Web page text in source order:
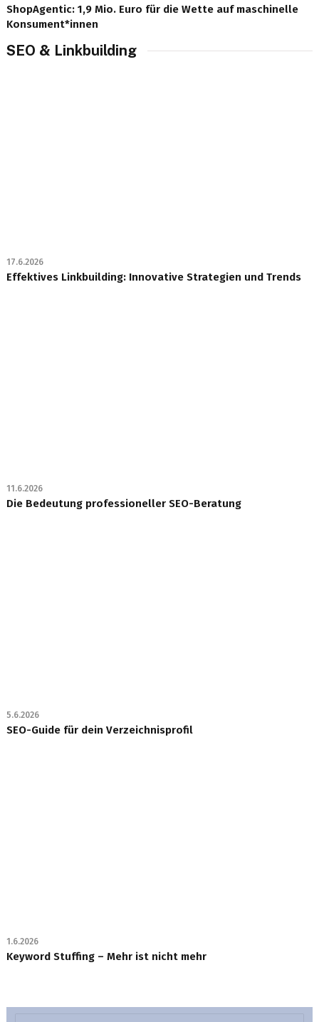
ShopAgentic: 1,9 Mio. Euro für die Wette auf maschinelle
Konsument*innen
SEO & Linkbuilding
17.6.2026
Effektives Linkbuilding: Innovative Strategien und Trends
11.6.2026
Die Bedeutung professioneller SEO-Beratung
5.6.2026
SEO-Guide für dein Verzeichnisprofil
1.6.2026
Keyword Stuffing – Mehr ist nicht mehr